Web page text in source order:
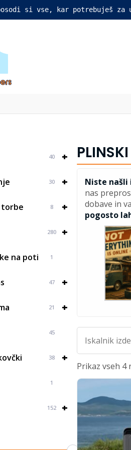
si vse, kar potrebuješ
+
40
+
30
+
torbe 8
+
280
na poti 1
+
47
+
21
45
+
38
1
+
152
Niste našli
nas
dobave in
pogosto
Iskalnik...
Prikaz vseh 4